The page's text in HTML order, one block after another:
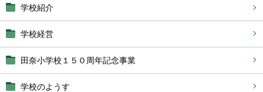
学校紹介
学校経営
田奈小学校１５０周年記念事業
学校のようす